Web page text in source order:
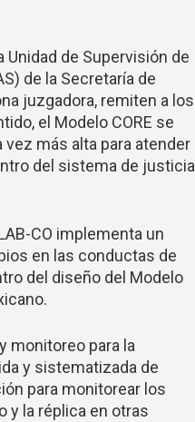
Unidad de Supervisión de
de la Secretaría de
juzgadora, remiten a los
el Modelo CORE se
más alta para atender
del sistema de justicia
CO implementa un
en las conductas de
del diseño del Modelo
monitoreo para la
y sistematizada de
para monitorear los
y la réplica en otras